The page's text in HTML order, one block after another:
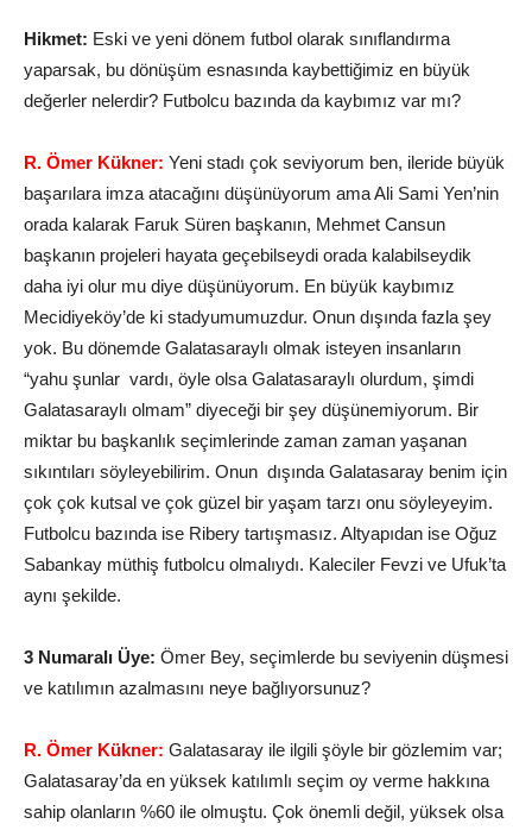
Hikmet: Eski ve yeni dönem futbol olarak sınıflandırma
yaparsak, bu dönüşüm esnasında kaybettiğimiz en büyük
değerler nelerdir? Futbolcu bazında da kaybımız var mı?
R. Ömer Kükner: Yeni stadı çok seviyorum ben, ileride büyük
başarılara imza atacağını düşünüyorum ama Ali Sami Yen’nin
orada kalarak Faruk Süren başkanın, Mehmet Cansun
başkanın projeleri hayata geçebilseydi orada kalabilseydik
daha iyi olur mu diye düşünüyorum. En büyük kaybımız
Mecidiyeköy’de ki stadyumumuzdur. Onun dışında fazla şey
yok. Bu dönemde Galatasaraylı olmak isteyen insanların
“yahu şunlar vardı, öyle olsa Galatasaraylı olurdum, şimdi
Galatasaraylı olmam” diyeceği bir şey düşünemiyorum. Bir
miktar bu başkanlık seçimlerinde zaman zaman yaşanan
sıkıntıları söyleyebilirim. Onun dışında Galatasaray benim için
çok çok kutsal ve çok güzel bir yaşam tarzı onu söyleyeyim.
Futbolcu bazında ise Ribery tartışmasız. Altyapıdan ise Oğuz
Sabankay müthiş futbolcu olmalıydı. Kaleciler Fevzi ve Ufuk’ta
aynı şekilde.
3 Numaralı Üye: Ömer Bey, seçimlerde bu seviyenin düşmesi
ve katılımın azalmasını neye bağlıyorsunuz?
R. Ömer Kükner: Galatasaray ile ilgili şöyle bir gözlemim var;
Galatasaray’da en yüksek katılımlı seçim oy verme hakkına
sahip olanların %60 ile olmuştu. Çok önemli değil, yüksek olsa